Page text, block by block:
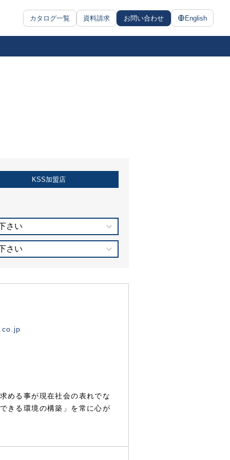
カタログ一覧 資料請求 お問い合わせ English
KSS加盟店
さい
さい
める事が現在社会の表れでな
きる環境の構築」を常に心が